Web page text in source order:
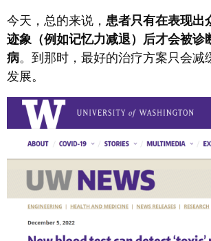
今天，总的来说， 患者只有在表现出
迹象（例如记忆力减退）后才会被诊
病。到那时，最好的治疗方案只会减
发展。
长按识别二维码
进入ofweek阅读全文